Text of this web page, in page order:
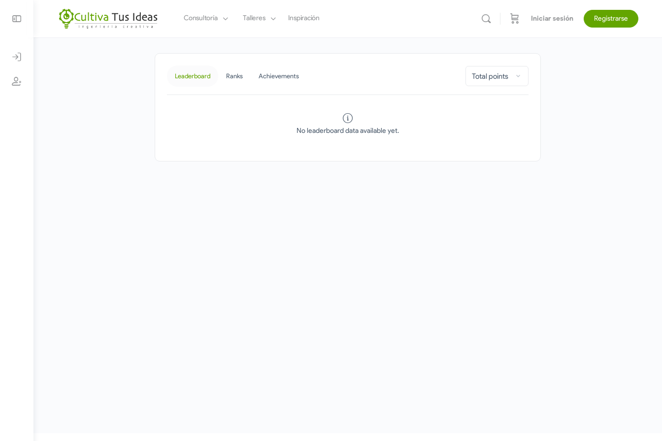
Consultoría Talleres Inspiración Iniciar sesión Registrarse
Leaderboard Ranks Achievements
No leaderboard data available yet.